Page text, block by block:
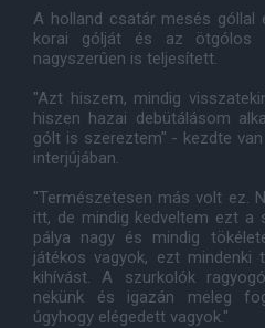
A holland csatár mesés góllal
korai gólját és az ötgólos
nagyszerûen is teljesített.
"Azt hiszem, mindig
hiszen hazai debütálásom
gólt is szereztem" - kezdte
interjújában.
"Természetesen más volt ez.
itt, de mindig kedveltem ezt a
pálya nagy és mindig
játékos vagyok, ezt mindenki
kihívást. A szurkolók
nekünk és igazán meleg
úgyhogy elégedett vagyok."